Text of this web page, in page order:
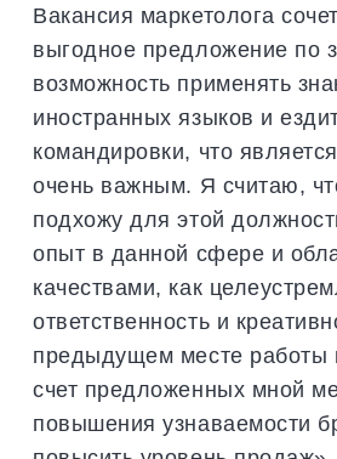
Вакансия маркетолога
выгодное предложение по
возможность применять
иностранных языков и
командировки, что
очень важным. Я считаю,
подхожу для этой
опыт в данной сфере и
качествами, как
ответственность и
предыдущем месте работы
счет предложенных мной
повышения узнаваемости